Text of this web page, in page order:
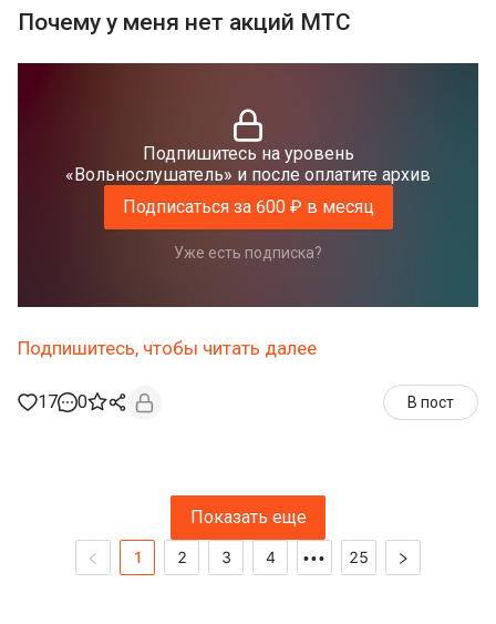
Почему у меня нет акций МТС
Подпишитесь на уровень
«Вольнослушатель» и после оплатите архив
Подписаться за 600 ₽ в месяц
Уже есть подписка?
Подпишитесь, чтобы читать далее
17 0 В пост
Показать еще
1 2 3 4 ••• 25